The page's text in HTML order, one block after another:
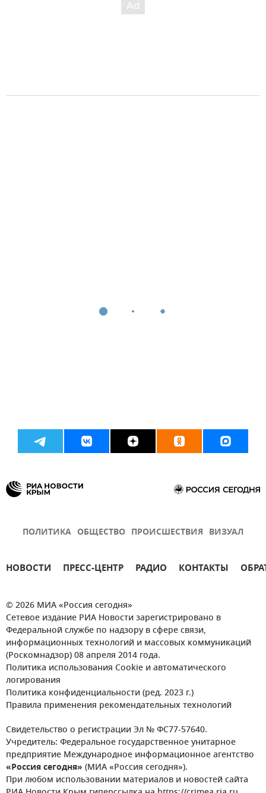
ПОЛИТИКА ОБЩЕСТВО ПРОИСШЕСТВИЯ ВИЗУАЛ
НОВОСТИ ПРЕСС-ЦЕНТР РАДИО КОНТАКТЫ
© 2026 МИА «Россия сегодня»
Сетевое издание РИА Новости зарегистрировано в
Федеральной службе по надзору в сфере связи,
информационных технологий и массовых коммуникаций
(Роскомнадзор) 08 апреля 2014 года.
Политика использования Cookie и автоматического
логирования
Политика конфиденциальности (ред. 2023 г.)
Правила применения рекомендательных технологий
Свидетельство о регистрации Эл № ФС77-57640.
Учредитель: Федеральное государственное унитарное
предприятие Международное информационное агентство
«Россия сегодня» (МИА «Россия сегодня»).
При любом использовании материалов и новостей сайта